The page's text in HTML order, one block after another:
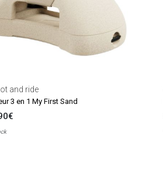
and ride
3 en 1 My First Sand